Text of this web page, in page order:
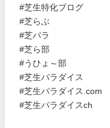
#芝生特化ブログ
#芝らぶ
#芝パラ
#芝ら部
#うひょ～部
#芝生パラダイス
#芝生パラダイス.com
#芝生パラダイスch